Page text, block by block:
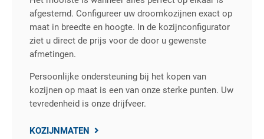
afgestemd. Configureer uw droomkozijnen exact op
maat in breedte en hoogte. In de kozijnconfigurator
ziet u direct de prijs voor de door u gewenste
afmetingen.
Persoonlijke ondersteuning bij het kopen van
kozijnen op maat is een van onze sterke punten. Uw
tevredenheid is onze drijfveer.
KOZIJNMATEN